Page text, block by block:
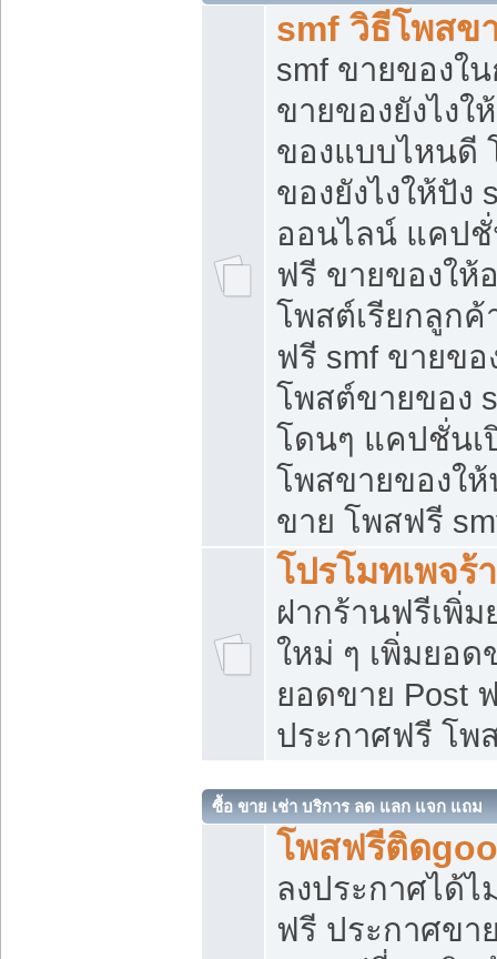
smf วิธีโพสข
smf ขายของใ
ขายของยังไง
ของแบบไหนดี
ของยังไงให้ปั
ออนไลน์ แคป
ฟรี ขายของให้
โพสต์เรียกลูกค้
ฟรี smf ขายขอ
โพสต์ขายของ
โดนๆ แคปชั่นเ
โพสขายของใ
ขาย โพสฟรี
โปรโมทเพจร้
ฝากร้านฟรีเพิ่
ใหม่ ๆ เพิ่มยอด
ยอดขาย Post
ประกาศฟรี โพ
ซื้อ ขาย เช่า บริการ ลด แลก แจก แถม
โพสฟรีติด
ลงประกาศได้
ฟรี ประกาศข